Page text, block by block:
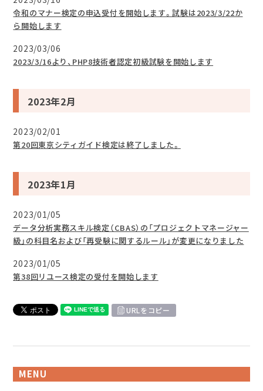
令和のマナー検定の申込受付を開始します。試験は2023/3/22か
ら開始します
2023/03/06
2023/3/16より、PHP8技術者認定初級試験を開始します
2023年2月
2023/02/01
第20回東京シティガイド検定は終了しました。
2023年1月
2023/01/05
データ分析実務スキル検定（CBAS）の「プロジェクトマネージャー
級」の科目名および「再受験に関するルール」が変更になりました
2023/01/05
第38回リユース検定の受付を開始します
URLをコピー
MENU